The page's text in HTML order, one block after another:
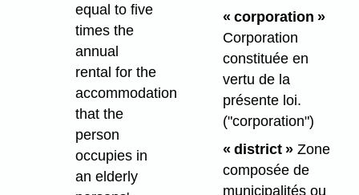
equal to five
times the
annual
rental for the
accommodation
that the
person
occupies in
an elderly
« corporation »
Corporation
constituée en
vertu de la
présente loi.
("corporation")
« district »Zone
composée de
municipalités ou